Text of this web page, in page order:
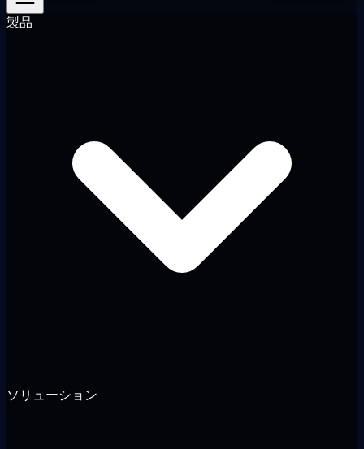
製品
ソリューション